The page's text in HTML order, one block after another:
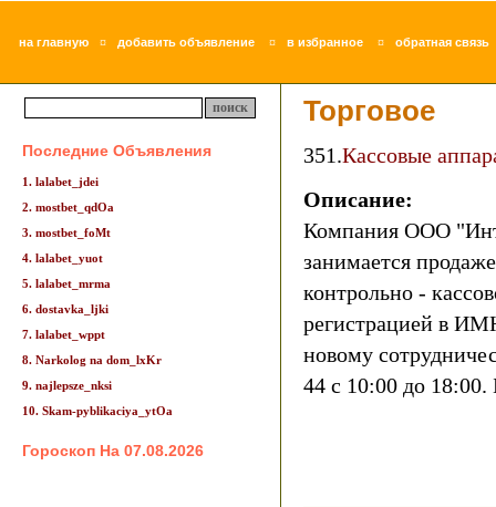
на главную ¤ добавить объявление ¤ в избранное ¤ обратная связь
Последние Объявления
1. lalabet_jdei
2. mostbet_qdOa
3. mostbet_foMt
4. lalabet_yuot
5. lalabet_mrma
6. dostavka_ljki
7. lalabet_wppt
8. Narkolog na dom_lxKr
9. najlepsze_nksi
10. Skam-pyblikaciya_ytOa
Гороскоп На 07.08.2026
Торговое
351.Кассовые
Описание:
Компания ООО
занимается
контрольно -
регистрацией в
новому
44 с 10:00 до 18:00.